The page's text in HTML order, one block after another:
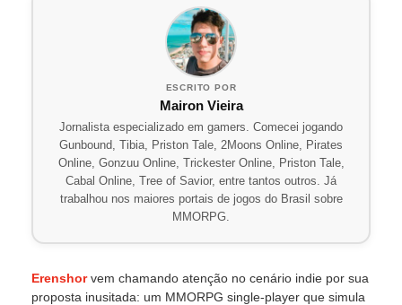
ESCRITO POR
Mairon Vieira
Jornalista especializado em gamers. Comecei jogando
Gunbound, Tibia, Priston Tale, 2Moons Online, Pirates
Online, Gonzuu Online, Trickester Online, Priston Tale,
Cabal Online, Tree of Savior, entre tantos outros. Já
trabalhou nos maiores portais de jogos do Brasil sobre
MMORPG.
Erenshorvem chamando atenção no cenário indie por sua
proposta inusitada: um MMORPG single-player que simula